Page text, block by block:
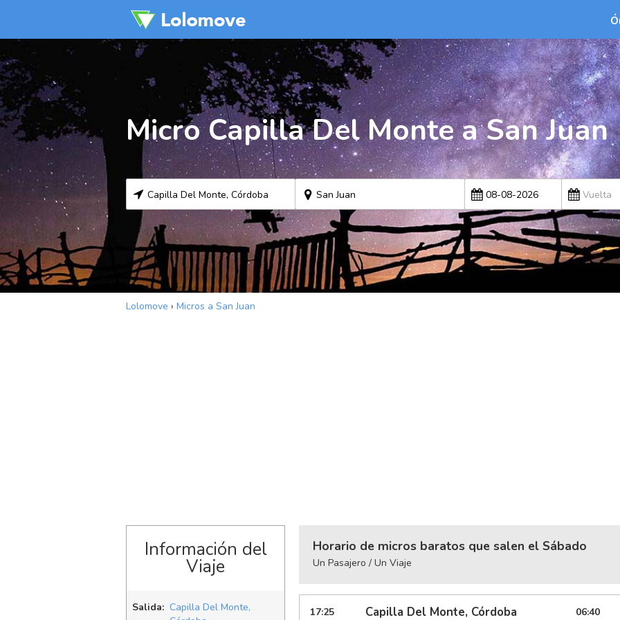
Micro Capilla Del Monte a San Juan
Lolomove › Micros a San Juan
Información del
Viaje
Salida: Capilla Del Monte,
Horario de micros baratos que salen el Sábado
Un Pasajero / Un Viaje
17:25 Capilla Del Monte, Córdoba 06:40